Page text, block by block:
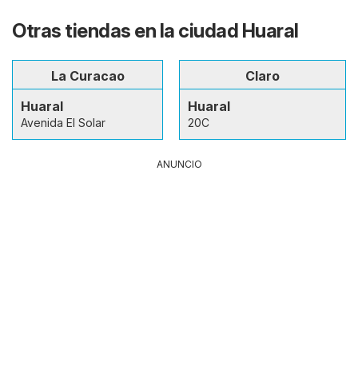
Otras tiendas en la ciudad Huaral
La Curacao
Huaral
Avenida El Solar
Claro
Huaral
20C
ANUNCIO